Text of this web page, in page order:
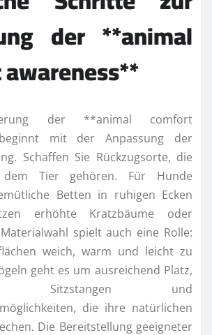
der **animal
der **animal comfort
mit der Anpassung der
Schaffen Sie Rückzugsorte, die
dem Tier gehören. Für Hunde
Betten in ruhigen Ecken
erhöhte Kratzbäume oder
spielt auch eine Rolle:
weich, warm und leicht zu
geht es um ausreichend Platz,
Sitzstangen und
die ihre natürlichen
Die Bereitstellung geeigneter